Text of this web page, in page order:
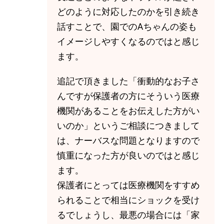
どのように対応したのかを引き続き
話すことで、園でのAちゃんの姿も
イメージしやすくなるのではと感じ
ます。
追記で頂きました「衝動的なお子さ
んですが保護者の方にそういう医療
機関があることをお伝えした方がい
いのか」というご相談につきまして
は、ナーバスな問題となりますので
慎重になった方が良いのではと感じ
ます。
保護者にとっては医療機関をすすめ
られることで相当にショックを受け
るでしょうし、最悪の場合には「家